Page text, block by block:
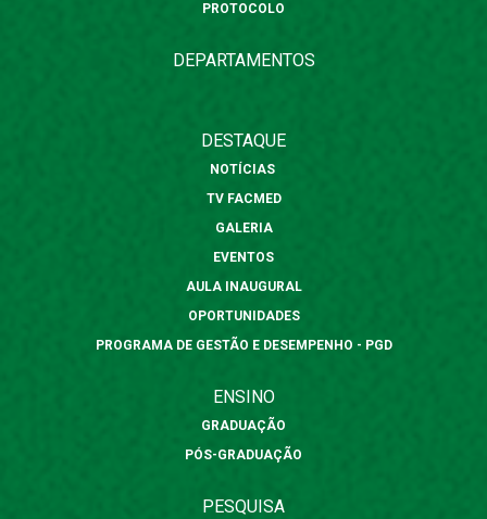
PROTOCOLO
DEPARTAMENTOS
DESTAQUE
NOTÍCIAS
TV FACMED
GALERIA
EVENTOS
AULA INAUGURAL
OPORTUNIDADES
PROGRAMA DE GESTÃO E DESEMPENHO - PGD
ENSINO
GRADUAÇÃO
PÓS-GRADUAÇÃO
PESQUISA